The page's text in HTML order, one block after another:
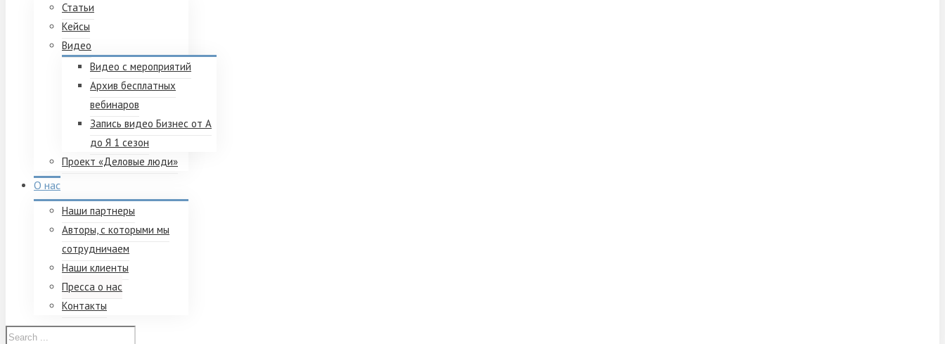
Статьи
Кейсы
Видео
Видео с мероприятий
Архив бесплатных
вебинаров
Запись видео Бизнес от А
до Я 1 сезон
Проект «Деловые люди»
О нас
Наши партнеры
Авторы, с которыми мы
сотрудничаем
Наши клиенты
Пресса о нас
Контакты